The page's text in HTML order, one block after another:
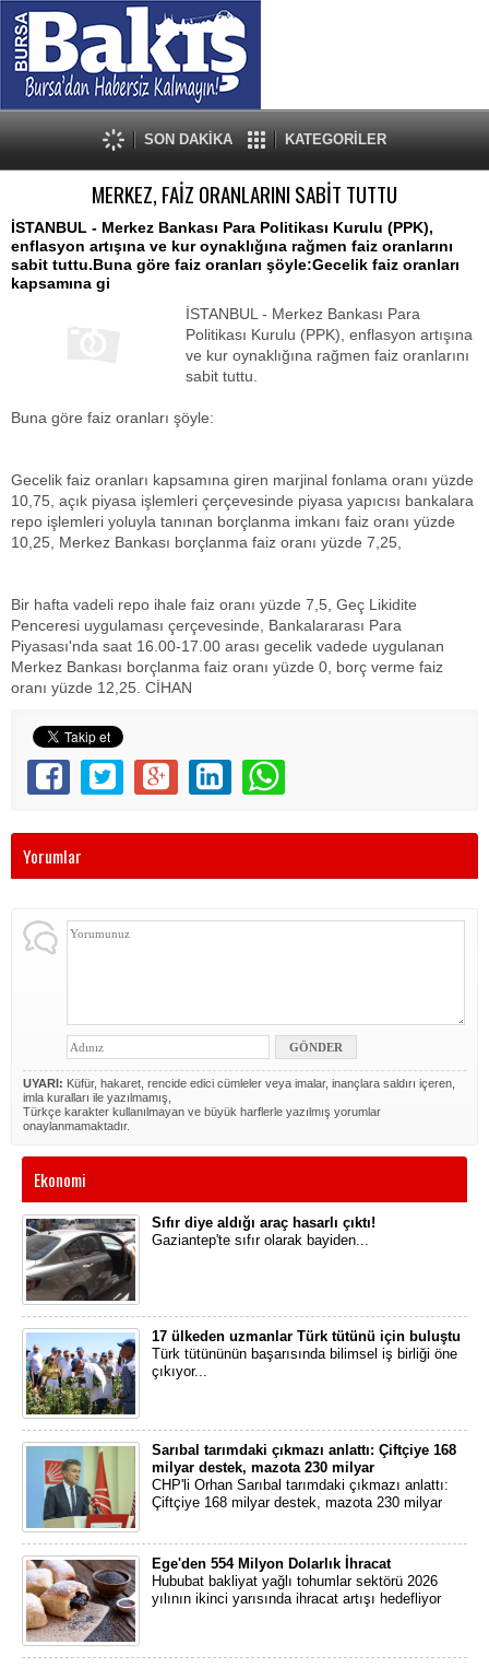
SON DAKİKA KATEGORİLER
MERKEZ, FAİZ ORANLARINI SABİT TUTTU
İSTANBUL - Merkez Bankası Para Politikası Kurulu (PPK),
enflasyon artışına ve kur oynaklığına rağmen faiz oranlarını
sabit tuttu.Buna göre faiz oranları şöyle:Gecelik faiz oranları
kapsamına gi
İSTANBUL - Merkez Bankası Para
Politikası Kurulu (PPK), enflasyon artışına
ve kur oynaklığına rağmen faiz oranlarını
sabit tuttu.
Buna göre faiz oranları şöyle:
Gecelik faiz oranları kapsamına giren marjinal fonlama oranı yüzde
10,75, açık piyasa işlemleri çerçevesinde piyasa yapıcısı bankalara
repo işlemleri yoluyla tanınan borçlanma imkanı faiz oranı yüzde
10,25, Merkez Bankası borçlanma faiz oranı yüzde 7,25,
Bir hafta vadeli repo ihale faiz oranı yüzde 7,5, Geç Likidite
Penceresi uygulaması çerçevesinde, Bankalararası Para
Piyasası'nda saat 16.00-17.00 arası gecelik vadede uygulanan
Merkez Bankası borçlanma faiz oranı yüzde 0, borç verme faiz
oranı yüzde 12,25. CİHAN
Yorumlar
UYARI: Küfür, hakaret, rencide edici cümleler veya imalar, inançlara saldırı içeren,
imla kuralları ile yazılmamış,
Türkçe karakter kullanılmayan ve büyük harflerle yazılmış yorumlar
onaylanmamaktadır.
Ekonomi
Sıfır diye aldığı araç hasarlı çıktı!
Gaziantep'te sıfır olarak bayiden...
17 ülkeden uzmanlar Türk tütünü için buluştu
Türk tütününün başarısında bilimsel iş birliği öne
çıkıyor...
Sarıbal tarımdaki çıkmazı anlattı: Çiftçiye 168
milyar destek, mazota 230 milyar
CHP'li Orhan Sarıbal tarımdaki çıkmazı anlattı:
Çiftçiye 168 milyar destek, mazota 230 milyar
Ege'den 554 Milyon Dolarlık İhracat
Hububat bakliyat yağlı tohumlar sektörü 2026
yılının ikinci yarısında ihracat artışı hedefliyor